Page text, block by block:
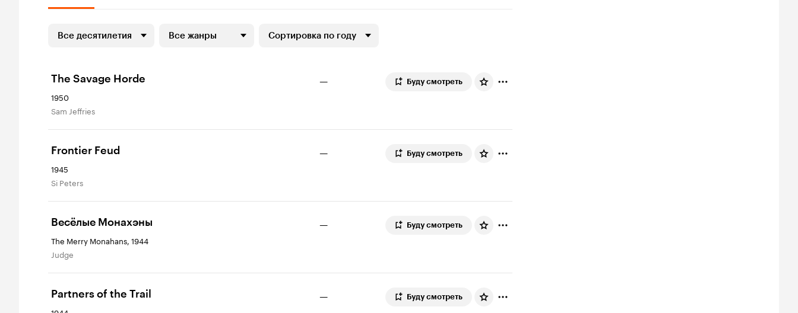
Все десятилетия Все жанры Сортировка по году
The Savage Horde
1950
Sam Jeffries
— Буду смотреть
Frontier Feud
1945
Si Peters
— Буду смотреть
Весёлые Монахэны
The Merry Monahans, 1944
Judge
— Буду смотреть
Partners of the Trail — Буду смотреть